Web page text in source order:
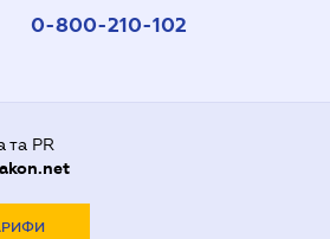
0-800-210-102
та PR